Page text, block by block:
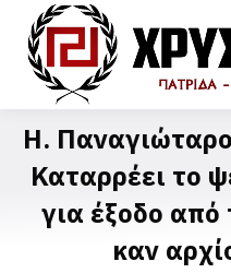
Η.
Καταρρέει το
για έξοδο από
καν